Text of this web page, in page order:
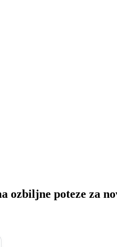
ozbiljne poteze za